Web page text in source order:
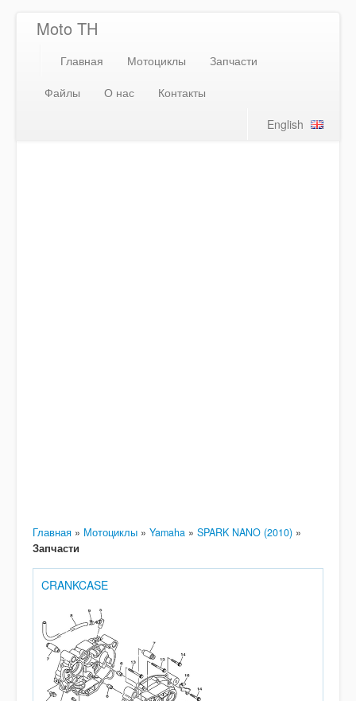
Moto TH
Главная Мотоциклы
Запчасти
Файлы
О нас
Контакты
English
Главная » Мотоциклы » Yamaha » SPARK NANO (2010) »
Запчасти
CRANKCASE